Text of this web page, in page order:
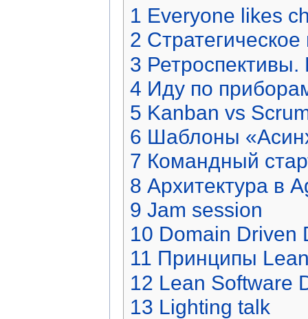
1 Everyone likes
2
3
4 Иду по
5 Kanban vs
6 Шаблоны
7 Командный
8 Архитектура в
9 Jam session
10 Domain Driven
11 Принципы Lean
12 Lean Software
13 Lighting talk